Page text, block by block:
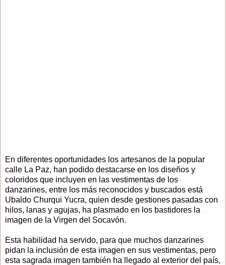
En diferentes oportunidades los artesanos de la popular
calle La Paz, han podido destacarse en los diseños y
coloridos que incluyen en las vestimentas de los
danzarines, entre los más reconocidos y buscados está
Ubaldo Churqui Yucra, quien desde gestiones pasadas con
hilos, lanas y agujas, ha plasmado en los bastidores la
imagen de la Virgen del Socavón.
Esta habilidad ha servido, para que muchos danzarines
pidan la inclusión de esta imagen en sus vestimentas, pero
esta sagrada imagen también ha llegado al exterior del país,